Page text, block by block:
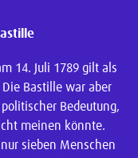
14. Juli 1789 gilt als
Bastille war aber
Bedeutung,
meinen könnte.
sieben Menschen